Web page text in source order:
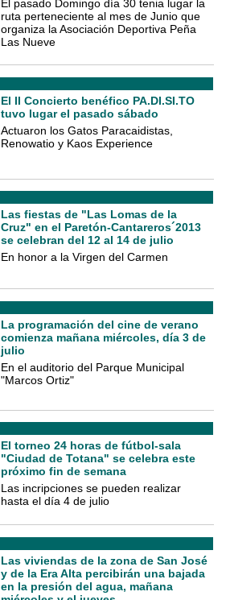
El pasado Domingo día 30 tenia lugar la
ruta perteneciente al mes de Junio que
organiza la Asociación Deportiva Peña
Las Nueve
El II Concierto benéfico PA.DI.SI.TO
tuvo lugar el pasado sábado
Actuaron los Gatos Paracaidistas,
Renowatio y Kaos Experience
Las fiestas de "Las Lomas de la
Cruz" en el Paretón-Cantareros´2013
se celebran del 12 al 14 de julio
En honor a la Virgen del Carmen
La programación del cine de verano
comienza mañana miércoles, día 3 de
julio
En el auditorio del Parque Municipal
"Marcos Ortiz"
El torneo 24 horas de fútbol-sala
"Ciudad de Totana" se celebra este
próximo fin de semana
Las incripciones se pueden realizar
hasta el día 4 de julio
Las viviendas de la zona de San José
y de la Era Alta percibirán una bajada
en la presión del agua, mañana